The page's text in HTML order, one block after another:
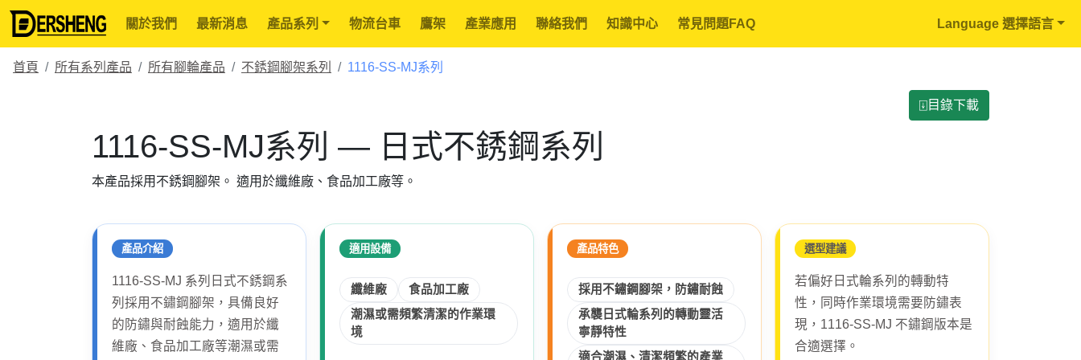
關於我們 最新消息 產品系列 物流台車 鷹架 產業應用 聯絡我們 知識中心 常見問題FAQ Language 選擇語言
首頁 所有系列產品 所有腳輪產品 不銹鋼腳架系列 1116-SS-MJ系列
⍗目錄下載
1116-SS-MJ系列 — 日式不銹鋼系列
本產品採用不銹鋼腳架。 適用於纖維廠、食品加工廠等。
產品介紹
1116-SS-MJ 系列日式不銹鋼系
列採用不鏽鋼腳架，具備良好
的防鏽與耐蝕能力，適用於纖
維廠、食品加工廠等潮濕或需
適用設備
纖維廠
食品加工廠
潮濕或需頻繁清潔的作業環
境
產品特色
採用不鏽鋼腳架，防鏽耐蝕
承襲日式輪系列的轉動靈活
寧靜特性
適合潮濕、清潔頻繁的產業
選型建議
若偏好日式輪系列的轉動特
性，同時作業環境需要防鏽表
現，1116-SS-MJ 不鏽鋼版本是
合適選擇。